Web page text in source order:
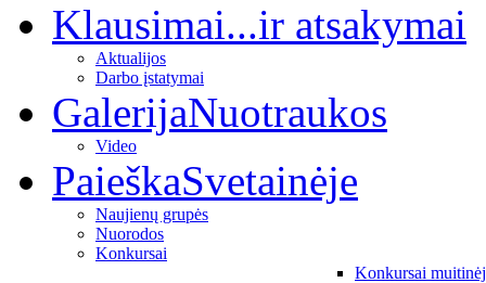
Klausimai...ir atsakymai
Aktualijos
Darbo įstatymai
GalerijaNuotraukos
Video
PaieškaSvetainėje
Naujienų grupės
Nuorodos
Konkursai
Konkursai